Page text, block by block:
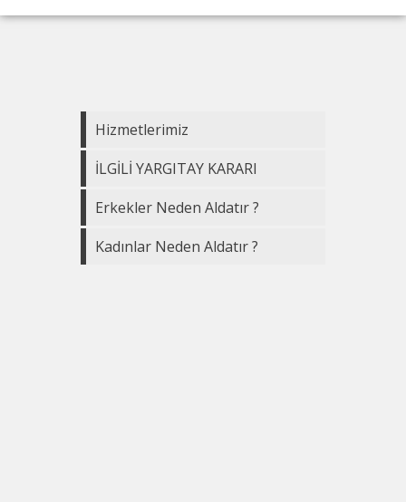
Hizmetlerimiz
İLGİLİ YARGITAY KARARI
Erkekler Neden Aldatır ?
Kadınlar Neden Aldatır ?